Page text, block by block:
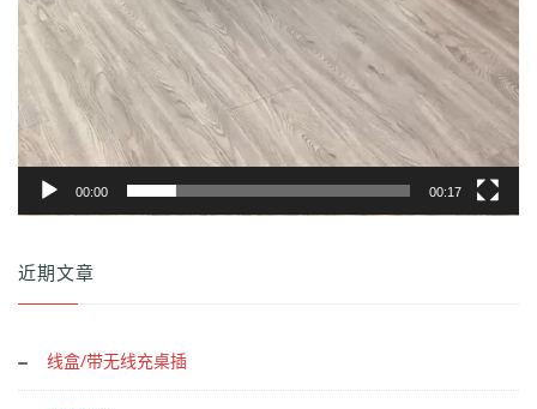
00:00 00:17
近期文章
线盒/带无线充桌插